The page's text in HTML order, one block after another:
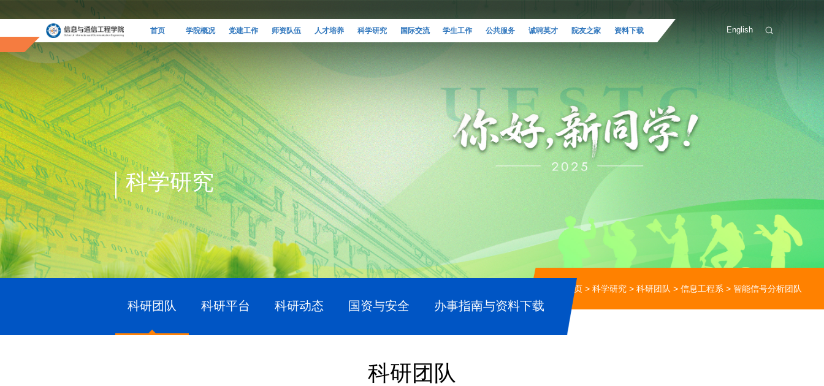
首页 学院概况 党建工作 师资队伍 人才培养 科学研究 国际交流 学生工作 公共服务 诚聘英才 院友之家 资料下载 English
科学研究
首页 > 科学研究 > 科研团队 > 信息工程系 > 智能信号分析团队
科研团队 科研平台 科研动态 国资与安全 办事指南与资料下载
科研团队